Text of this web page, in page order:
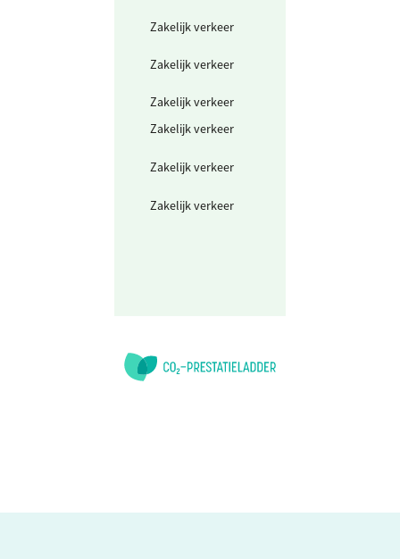
Zakelijk verkeer
Zakelijk verkeer
Zakelijk verkeer
Zakelijk verkeer
Zakelijk verkeer
Zakelijk verkeer